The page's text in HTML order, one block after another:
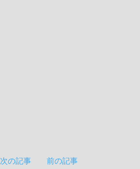
次の記事 前の記事